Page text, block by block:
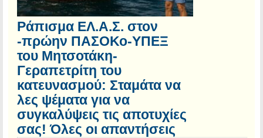
Ράπισμα ΕΛ.Α.Σ. στον
-πρώην ΠΑΣΟΚο-ΥΠΕΞ
του Μητσοτάκη-
Γεραπετρίτη του
κατευνασμού: Σταμάτα να
λες ψέματα για να
συγκαλύψεις τις αποτυχίες
σας! Όλες οι απαντήσεις